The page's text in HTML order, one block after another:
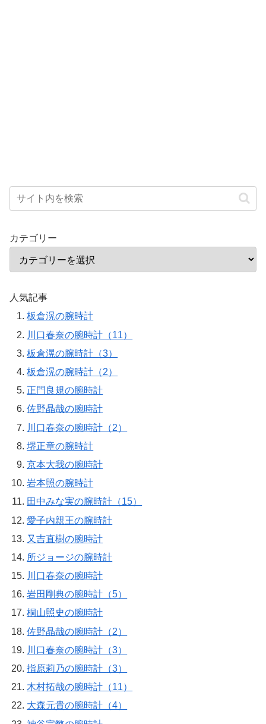
カテゴリー
人気記事
板倉滉の腕時計
川口春奈の腕時計（11）
板倉滉の腕時計（3）
板倉滉の腕時計（2）
正門良規の腕時計
佐野晶哉の腕時計
川口春奈の腕時計（2）
堺正章の腕時計
京本大我の腕時計
岩本照の腕時計
田中みな実の腕時計（15）
愛子内親王の腕時計
又吉直樹の腕時計
所ジョージの腕時計
川口春奈の腕時計
岩田剛典の腕時計（5）
桐山照史の腕時計
佐野晶哉の腕時計（2）
川口春奈の腕時計（3）
指原莉乃の腕時計（3）
木村拓哉の腕時計（11）
大森元貴の腕時計（4）